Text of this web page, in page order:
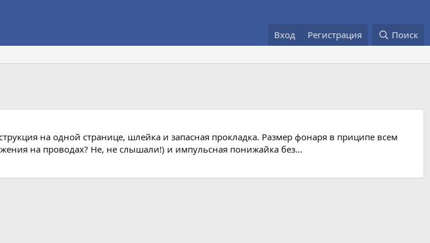
Вход Регистрация Поиск
на одной странице, шлейка и запасная прокладка. Размер фонаря в приципе всем
на проводах? Не, не слышали!) и импульсная понижайка без...